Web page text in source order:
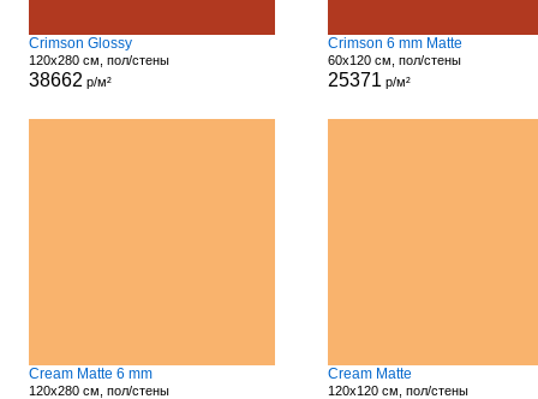
Crimson Glossy
120x280 см, пол/стены
38662 р/м²
Crimson 6 mm Matte
60x120 см, пол/стены
25371 р/м²
Cream Matte 6 mm
120x280 см, пол/стены
Cream Matte
120x120 см, пол/стены